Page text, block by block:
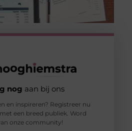
nog aan bij ons
en inspireren? Registreer nu
een breed publiek. Word
onze community!